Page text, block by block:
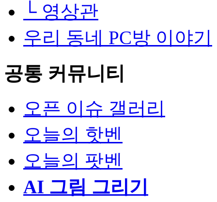
└ 영상관
우리 동네 PC방 이야기
공통 커뮤니티
오픈 이슈 갤러리
오늘의 핫벤
오늘의 팟벤
AI 그림 그리기